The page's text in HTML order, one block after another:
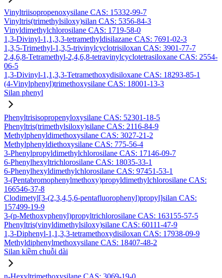
Vinyltriisopropenoxysilane CAS: 15332-99-7
Vinyltris(trimethylsiloxy)silan CAS: 5356-84-3
Vinyldimethylchlorosilane CAS: 1719-58-0
1,3-Divinyl-1,1,3,3-tetramethyldisilazane CAS: 7691-02-3
1,3,5-Trimethyl-1,3,5-trivinylcyclotrisiloxan CAS: 3901-77-7
2,4,6,8-Tetramethyl-2,4,6,8-tetravinylcyclotetrasiloxane CAS: 2554-
06-5
1,3-Divinyl-1,1,3,3-Tetramethoxydisiloxane CAS: 18293-85-1
(4-Vinylphenyl)trimethoxysilane CAS: 18001-13-3
Silan phenyl
Phenyltrisisopropenyloxysilane CAS: 52301-18-5
Phenyltris(trimethylsiloxy)silane CAS: 2116-84-9
Methylphenyldimethoxysilane CAS: 3027-21-2
Methylphenyldiethoxysilane CAS: 775-56-4
3-Phenylpropyldimethylchlorosilane CAS: 17146-09-7
6-Phenylhexyltrichlorosilane CAS: 18035-33-1
6-Phenylhexyldimethylchlorosilane CAS: 97451-53-1
3-(Pentabromophenylmethoxy)propyldimethylchlorosilane CAS:
166546-37-8
Clodimetyl[3-(2,3,4,5,6-pentafluorophenyl)propyl]silan CAS:
157499-19-9
3-(p-Methoxyphenyl)propyltrichlorosilane CAS: 163155-57-5
Phenyltris(vinyldimethylsiloxy)silane CAS: 60111-47-9
1,3-Diphenyl-1,1,3,3-tetramethoxydisiloxan CAS: 17938-09-9
Methyldiphenylmethoxysilane CAS: 18407-48-2
Silan kiềm chuỗi dài
n-Hexyltrimethoxysilane CAS: 3069-19-0